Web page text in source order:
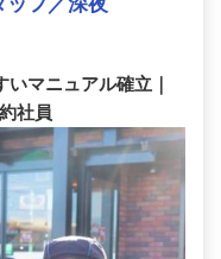
いマニュアル確立｜
社員